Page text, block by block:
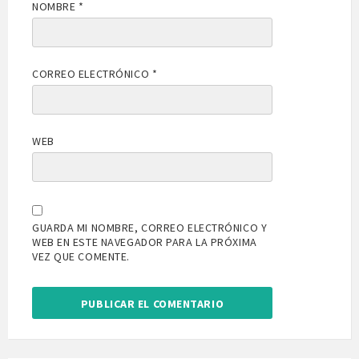
NOMBRE *
CORREO ELECTRÓNICO *
WEB
GUARDA MI NOMBRE, CORREO ELECTRÓNICO Y
WEB EN ESTE NAVEGADOR PARA LA PRÓXIMA
VEZ QUE COMENTE.